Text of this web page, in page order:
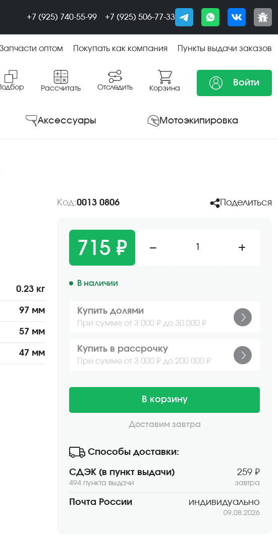
+7 (925) 740-55-99 +7 (925) 506-77-33
Запчасти оптом Покупать как компания Пункты выдачи заказов
Подбор Рассчитать Отследить Корзина
Войти
Аксессуары Мотоэкипировка
0.23 кг
97 мм
57 мм
47 мм
Код:0013 0806 Поделиться
715 ₽ 1
В наличии
Купить долями
При сумме от 3 000 ₽ до 30 000 ₽
Купить в рассрочку
При сумме от 3 000 ₽ до 200 000 ₽
В корзину
Доставим завтра
Способы доставки:
СДЭК (в пункт выдачи)
494 пункта выдачи
259 ₽
завтра
Почта России индивидуально
09.08.2026